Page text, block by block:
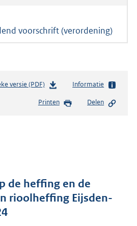
voorschrift (verordening)
versie (PDF)b
s
r
o
Informatie
Printen Delen
de heffing en de
rioolheffing Eijsden-